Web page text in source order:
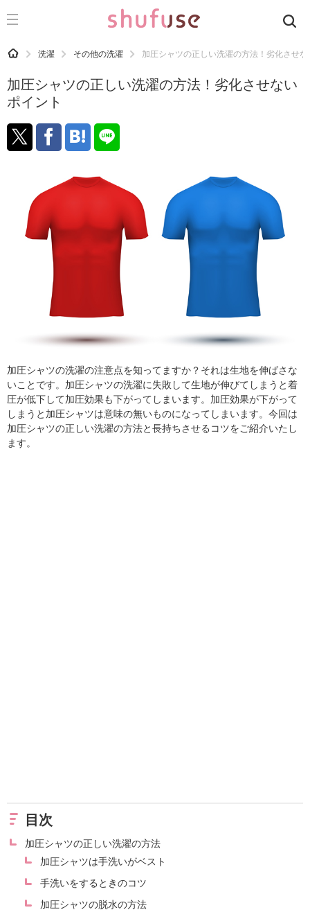
CATEGORY 記事カテゴリ
運気
洗濯
生活の知恵
掃除
マナー
食材辞典
おすすめ
HOME 洗濯 その他の洗濯 加圧シャツの正しい洗濯の方法！劣化させ
加圧シャツの正しい洗濯の方法！劣化させない
ポイント
加圧シャツの洗濯の注意点を知ってますか？それは生地を伸ばさな
いことです。加圧シャツの洗濯に失敗して生地が伸びてしまうと着
圧が低下して加圧効果も下がってしまいます。加圧効果が下がって
しまうと加圧シャツは意味の無いものになってしまいます。今回は
加圧シャツの正しい洗濯の方法と長持ちさせるコツをご紹介いたし
ます。
目次
加圧シャツの正しい洗濯の方法
加圧シャツは手洗いがベスト
手洗いをするときのコツ
加圧シャツの脱水の方法